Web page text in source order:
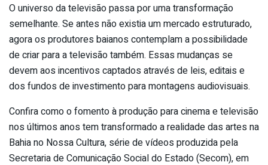
O universo da televisão passa por uma transformação
semelhante. Se antes não existia um mercado estruturado,
agora os produtores baianos contemplam a possibilidade
de criar para a televisão também. Essas mudanças se
devem aos incentivos captados através de leis, editais e
dos fundos de investimento para montagens audiovisuais.
Confira como o fomento à produção para cinema e televisão
nos últimos anos tem transformado a realidade das artes na
Bahia no Nossa Cultura, série de vídeos produzida pela
Secretaria de Comunicação Social do Estado (Secom), em